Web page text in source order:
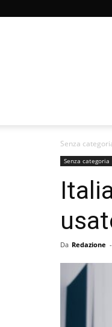
Senza
Senza categoria
Da Redazione -